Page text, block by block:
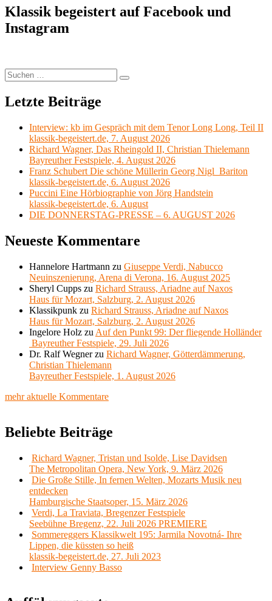
Klassik begeistert auf Facebook und
Instagram
Suchen
nach:
Suchen
Letzte Beiträge
Interview: kb im Gespräch mit dem Tenor Long Long, Teil II
klassik-begeistert.de, 7. August 2026
Richard Wagner, Das Rheingold II, Christian Thielemann
Bayreuther Festspiele, 4. August 2026
Franz Schubert Die schöne Müllerin Georg Nigl Bariton
klassik-begeistert.de, 6. August 2026
Puccini Eine Hörbiographie von Jörg Handstein
klassik-begeistert.de, 6. August
DIE DONNERSTAG-PRESSE – 6. AUGUST 2026
Neueste Kommentare
Hannelore Hartmann zu Giuseppe Verdi, Nabucco
Neuinszenierung, Arena di Verona, 16. August 2025
Sheryl Cupps zu Richard Strauss, Ariadne auf Naxos
Haus für Mozart, Salzburg, 2. August 2026
Klassikpunk zu Richard Strauss, Ariadne auf Naxos
Haus für Mozart, Salzburg, 2. August 2026
Ingelore Holz zu Auf den Punkt 99: Der fliegende Holländer
Bayreuther Festspiele, 29. Juli 2026
Dr. Ralf Wegnerzu Richard Wagner, Götterdämmerung,
Christian Thielemann
Bayreuther Festspiele, 1. August 2026
mehr aktuelle Kommentare
Beliebte Beiträge
Richard Wagner, Tristan und Isolde, Lise Davidsen
The Metropolitan Opera, New York, 9. März 2026
Die Große Stille, In fernen Welten, Mozarts Musik neu
entdecken
Hamburgische Staatsoper, 15. März 2026
Verdi, La Traviata, Bregenzer Festspiele
Seebühne Bregenz, 22. Juli 2026 PREMIERE
Sommereggers Klassikwelt 195: Jarmila Novotná- Ihre
Lippen, die küssten so heiß
klassik-begeistert.de, 27. Juli 2023
Interview Genny Basso